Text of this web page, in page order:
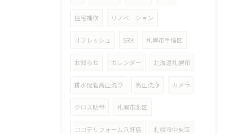
住宅補修 リノベーション
リフレッシュ SRK 札幌市手稲区
お知らせ カレンダー 北海道札幌市
排水配管高圧洗浄 高圧洗浄 カメラ
クロス貼替 札幌市北区
ココデリフォーム八軒店 札幌市中央区